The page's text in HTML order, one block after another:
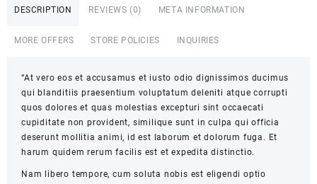
DESCRIPTION REVIEWS (0) META INFORMATION
MORE OFFERS STORE POLICIES INQUIRIES
“At vero eos et accusamus et iusto odio dignissimos ducimus
qui blanditiis praesentium voluptatum deleniti atque corrupti
quos dolores et quas molestias excepturi sint occaecati
cupiditate non provident, similique sunt in culpa qui officia
deserunt mollitia animi, id est laborum et dolorum fuga. Et
harum quidem rerum facilis est et expedita distinctio.
Nam libero tempore, cum soluta nobis est eligendi optio